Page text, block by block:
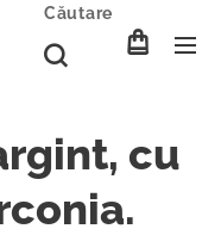
Căutare
cu